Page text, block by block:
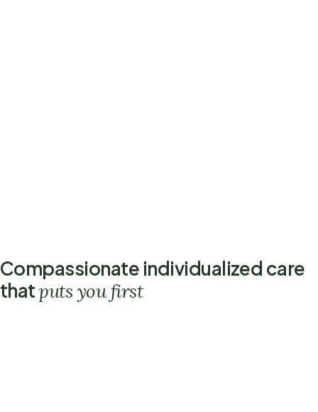
Compassionate individualized care
thatputs you first